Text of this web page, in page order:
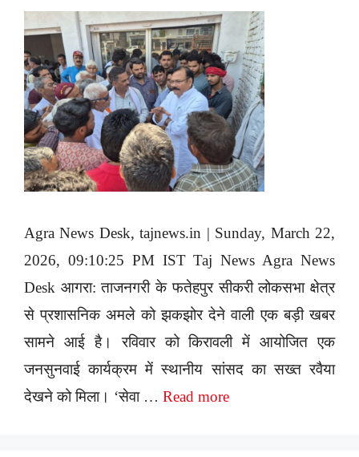
Agra News Desk, tajnews.in | Sunday, March 22,
2026, 09:10:25 PM IST Taj News Agra News
Desk आगरा: ताजनगरी के फतेहपुर सीकरी लोकसभा क्षेत्र
से प्रशासनिक अमले को झकझोर देने वाली एक बड़ी खबर
सामने आई है। रविवार को किरावली में आयोजित एक
जनसुनवाई कार्यक्रम में स्थानीय सांसद का सख्त रवैया
देखने को मिला। ‘सेवा … Read more